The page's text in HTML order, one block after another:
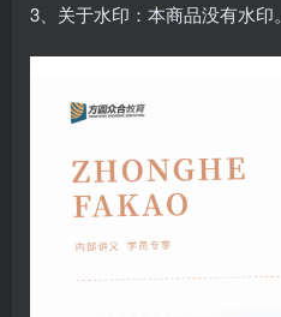
3、关于水印：本商品没有水印。